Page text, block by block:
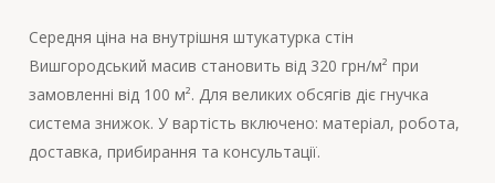
Середня ціна на внутрішня штукатурка стін
Вишгородський масив становить від 320 грн/м² при
замовленні від 100 м². Для великих обсягів діє гнучка
система знижок. У вартість включено: матеріал, робота,
доставка, прибирання та консультації.